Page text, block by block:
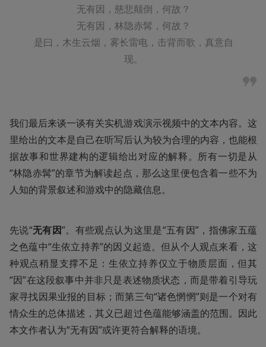
无有因，慈悲颠倒，何故？
无有因，林隐赤髯，何故？
是曰，木生云烟，雾长雷电，击背而歌，真意自
现。
我们最后来谈一谈有关实机游戏演示视频中的文本内容。这
里给出的文本是自己在听写后认为较为合理的内容，也能根
据故事和世界建构的逻辑给出对应的解释。所有一切是从
“林隐赤髯”的章节为解读起点，那么这里便包含着一些不为
人知的背景叙述和游戏中的隐藏信息。
先说“无有因”。有些观点认为这里是“五有因”，指佛家五蕴
之色蕴中“生依立持养”的因义起造。但从个人观点来看，这
种观点稍显支撑不足：生依立持养仅立于物质层面，但其
“因”在这段叙事中并非只是表述物质状态，而是带着引导玩
家寻找因果业报的目标；而第三句“诸色惘惘”则是一个对有
情众生的总体描述，其义已超过色蕴能够涵盖的范围。因此
本文作者认为“无有因”或许更符合解释的语境。